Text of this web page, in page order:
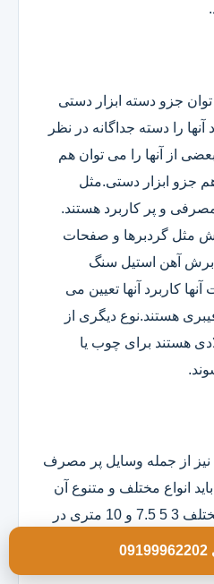
جزو دسته ابزار دستی
را دسته جداگانه در نظر
از آنها را می توان هم
جزو ابزار دستی.مثل
و پر کاربرد هستند.
مثل گردبرها و صفحات
آهن استیل سنگ
کاربرد آنها تعیین می
هستند.نوع دیگری از
هستند برای چوب یا
نیز از جمله وسایل پر مصرف
انواع مختلف و متنوع آن
در مغازه موجود باشد.انواع مختلف 3 5 7.5 و 10 متری در
است.